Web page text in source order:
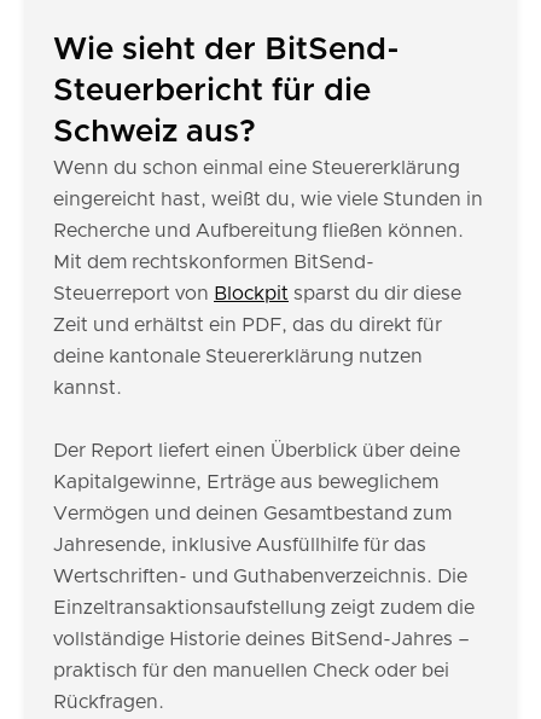
Wie sieht der BitSend-
Steuerbericht für die
Schweiz aus?
Wenn du schon einmal eine Steuererklärung
eingereicht hast, weißt du, wie viele Stunden in
Recherche und Aufbereitung fließen können.
Mit dem rechtskonformen BitSend-
Steuerreport von Blockpit sparst du dir diese
Zeit und erhältst ein PDF, das du direkt für
deine kantonale Steuererklärung nutzen
kannst.
Der Report liefert einen Überblick über deine
Kapitalgewinne, Erträge aus beweglichem
Vermögen und deinen Gesamtbestand zum
Jahresende, inklusive Ausfüllhilfe für das
Wertschriften- und Guthabenverzeichnis. Die
Einzeltransaktionsaufstellung zeigt zudem die
vollständige Historie deines BitSend-Jahres –
praktisch für den manuellen Check oder bei
Rückfragen.